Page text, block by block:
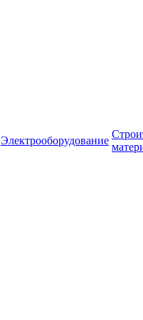
Электрооборудование